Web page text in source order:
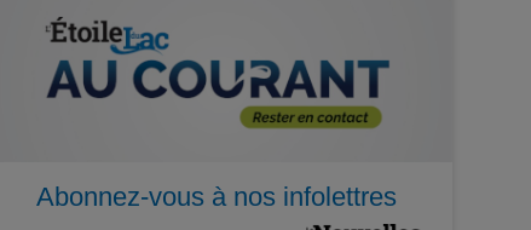
Abonnez-vous à nos infolettres